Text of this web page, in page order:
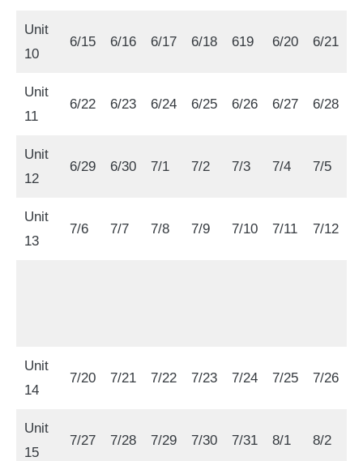
Unit
10
6/15 6/16 6/17 6/18 619 6/20 6/21
Unit
11
6/22 6/23 6/24 6/25 6/26 6/27 6/28
Unit
12
6/29 6/30 7/1 7/2 7/3 7/4 7/5
Unit
13
7/6 7/7 7/8 7/9 7/10 7/11 7/12
Unit
14
7/20 7/21 7/22 7/23 7/24 7/25 7/26
Unit
15
7/27 7/28 7/29 7/30 7/31 8/1 8/2